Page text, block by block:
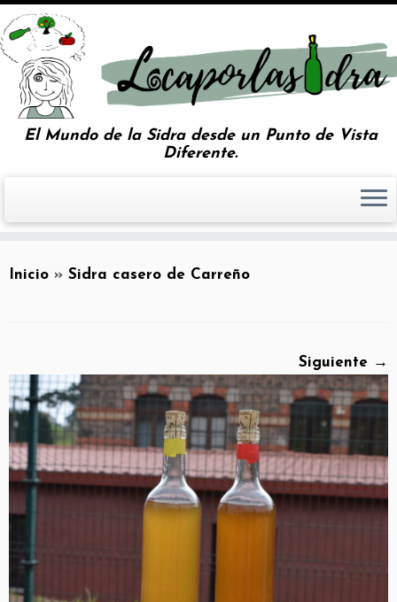
El Mundo de la Sidra desde un Punto de Vista
Diferente.
Inicio » Sidra casero de Carreño
Siguiente →